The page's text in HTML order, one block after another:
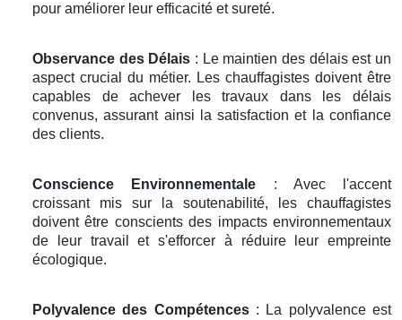
pour améliorer leur efficacité et sureté.
Observance des Délais : Le maintien des délais est un
aspect crucial du métier. Les chauffagistes doivent être
capables de achever les travaux dans les délais
convenus, assurant ainsi la satisfaction et la confiance
des clients.
Conscience Environnementale : Avec l'accent
croissant mis sur la soutenabilité, les chauffagistes
doivent être conscients des impacts environnementaux
de leur travail et s'efforcer à réduire leur empreinte
écologique.
Polyvalence des Compétences: La polyvalence est